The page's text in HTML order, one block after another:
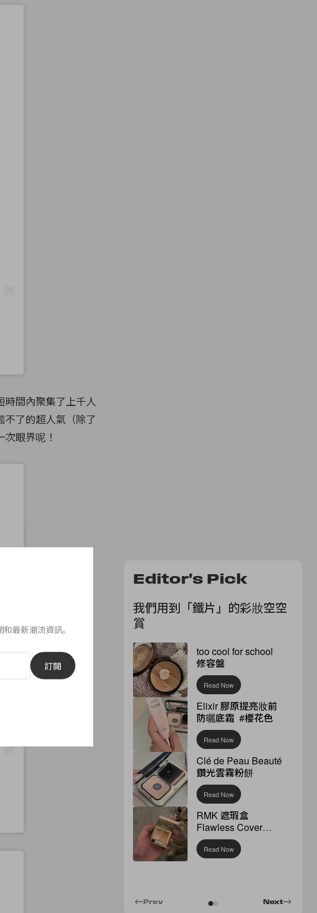
間內聚集了上千人
了的超人氣（除了
眼界呢！
Editor's Pick
我們用到「鐵片」的彩妝空空
賞
too cool for school
修容盤
Read Now
Elixir 膠原提亮妝前
防曬底霜 #櫻花色
Read Now
Clé de Peau Beauté
鑽光雲霧粉餅
Read Now
RMK 遮瑕盒
Flawless Cover
Concealer
Read Now
Next
Prev
最新潮流資訊。
訂閱